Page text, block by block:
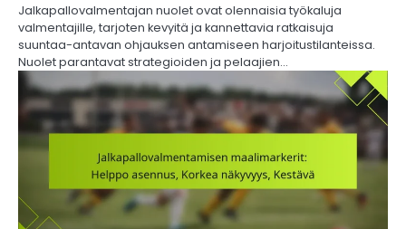
Jalkapallovalmentajan nuolet ovat olennaisia työkaluja
valmentajille, tarjoten kevyitä ja kannettavia ratkaisuja
suuntaa-antavan ohjauksen antamiseen harjoitustilanteissa.
Nuolet parantavat strategioiden ja pelaajien…